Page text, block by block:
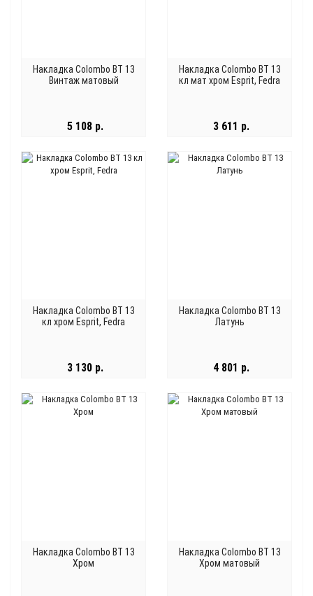
Накладка Colombo BT 13
Винтаж матовый
5 108 р.
Накладка Colombo BT 13
кл мат хром Esprit, Fedra
3 611 р.
Накладка Colombo BT 13
кл хром Esprit, Fedra
3 130 р.
Накладка Colombo BT 13
Латунь
4 801 р.
Накладка Colombo BT 13
Хром
Накладка Colombo BT 13
Хром матовый